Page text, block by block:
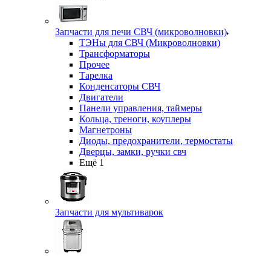
Запчасти для печи СВЧ (микроволновки)
ТЭНы для СВЧ (Микроволновки)
Трансформаторы
Прочее
Тарелка
Конденсаторы СВЧ
Двигатели
Панели управления, таймеры
Кольца, треноги, коуплеры
Магнетроны
Диоды, предохранители, термостаты
Дверцы, замки, ручки свч
Ещё 1
Запчасти для мультиварок